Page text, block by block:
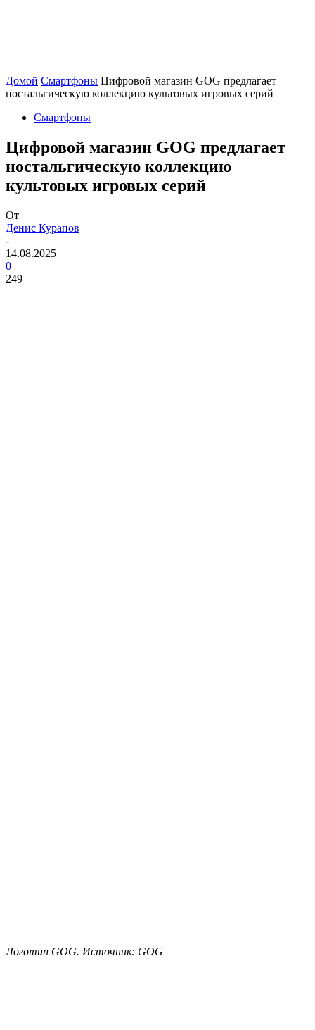
Домой Смартфоны Цифровой магазин GOG предлагает
ностальгическую коллекцию культовых игровых серий
Смартфоны
Цифровой магазин GOG предлагает
ностальгическую коллекцию
культовых игровых серий
От
Денис Курапов
-
14.08.2025
0
249
Логотип GOG. Источник: GOG